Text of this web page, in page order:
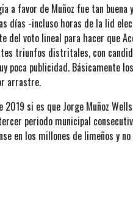
a favor de Muñoz fue tan
días -incluso horas de la lid
voto lineal para hacer que
triunfos distritales, con
poca publicidad. Básicamente
arrastre.
si es que Jorge Muñoz
periodo municipal
en los millones de limeños y